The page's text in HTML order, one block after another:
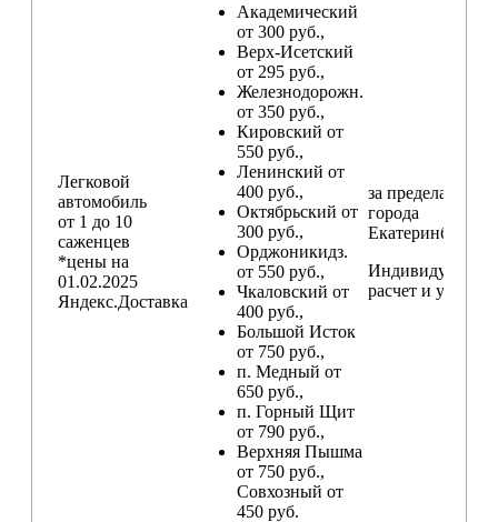
Легковой
автомобиль
от 1 до 10
саженцев
*цены на
01.02.2025
Яндекс.Доставка
Академический
от 300 руб.,
Верх-Исетский
от 295 руб.,
Железнодорожн.
от 350 руб.,
Кировский от
550 руб.,
Ленинский от
400 руб.,
Октябрьский от
300 руб.,
Орджоникидз.
от 550 руб.,
Чкаловский от
400 руб.,
Большой Исток
от 750 руб.,
п. Медный от
650 руб.,
п. Горный Щит
от 790 руб.,
Верхняя Пышма
от 750 руб.,
Совхозный от
450 руб.
за пределами
города
Екатеринбург
расчет и условия